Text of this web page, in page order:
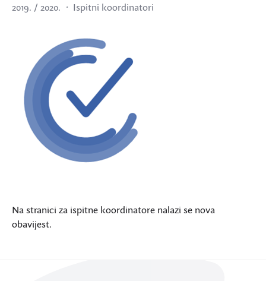
2019. / 2020. Ispitni koordinatori
Na stranici za ispitne koordinatore nalazi se nova
obavijest.